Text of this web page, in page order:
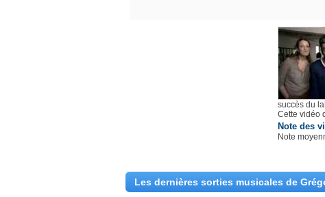
succès du
Cette vidéo
Note des
Note
Les dernières sorties musicales de